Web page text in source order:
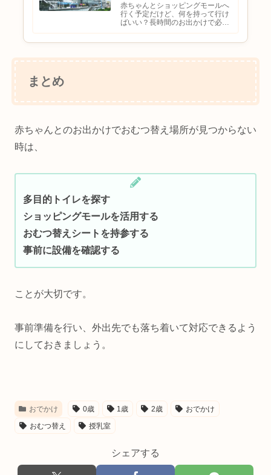
赤ちゃんとショッピングモールへ
行く予定だけど、何を持って行け
ばいい？長時間のお出かけで必要
ングモールは設備が充実していま
すが、赤ちゃん連れでは事前準
まとめ
赤ちゃんとのお出かけでおむつ替え場所が見つからない
時は、
多目的トイレを探す
ショッピングモールを活用する
おむつ替えシートを持参する
事前に設備を確認する
ことが大切です。
事前準備を行い、外出先でも落ち着いて対応できるよう
にしておきましょう。
おでかけ 0歳 1歳 2歳 おでかけ
おむつ替え 授乳室
シェアする